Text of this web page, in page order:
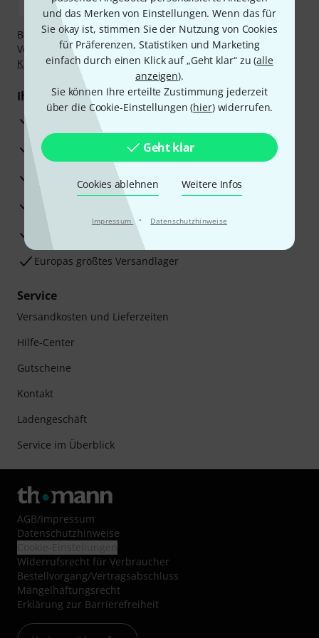
und das Merken von Einstellungen. Wenn das für
Sie okay ist, stimmen Sie der Nutzung von Cookies
für Präferenzen, Statistiken und Marketing
einfach durch einen Klick auf „Geht klar“ zu (alle
anzeigen).
Sie können Ihre erteilte Zustimmung jederzeit
über die Cookie-Einstellungen (hier) widerrufen.
Geht klar
Cookies ablehnen Weitere Infos
Impressum · Datenschutzhinweise
Bezahlen Sie vertraulich und sicher per Nachnahme,
Vorkasse, PayPal, Amazon Pay,Klarna Sofort bezahlen
Klarna Ratenzahlungoder Kreditkarte.
Ihre Vorteile
3 Jahre Thomann Garantie
30 Tage Money-Back-Garantie
Beratung durch Fachexperten
Zufriedenheitsgarantie
Europas größtes Versandlager
Service
Versandkosten und Lieferzeiten
Hilfe-Center
Gutscheine
Kontakt
Ladengeschäft
Service im Überblick
AGB/Impressum
Datenschutzhinweise
Widerrufsrecht für Verbraucher
Bestellvorgang/Vertragsabschluss
Mängelhaftungsrecht
Erklärung zur Barrierefreiheit